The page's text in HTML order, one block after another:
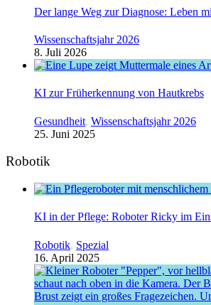
Der lange Weg zur Diagnose: Leben
Wissenschaftsjahr 2026
8. Juli 2026
KI zur Früherkennung von Hautkrebs
Gesundheit, Wissenschaftsjahr 2026
25. Juni 2025
Robotik
KI in der Pflege: Roboter Ricky im
Robotik, Spezial
16. April 2025